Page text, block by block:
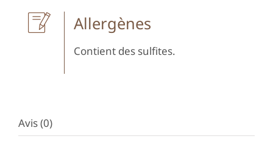
Allergènes
Contient des sulfites.
Avis (0)